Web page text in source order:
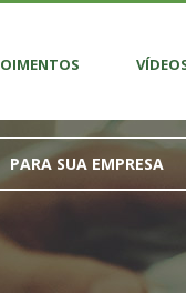
PARA SUA EMPRESA